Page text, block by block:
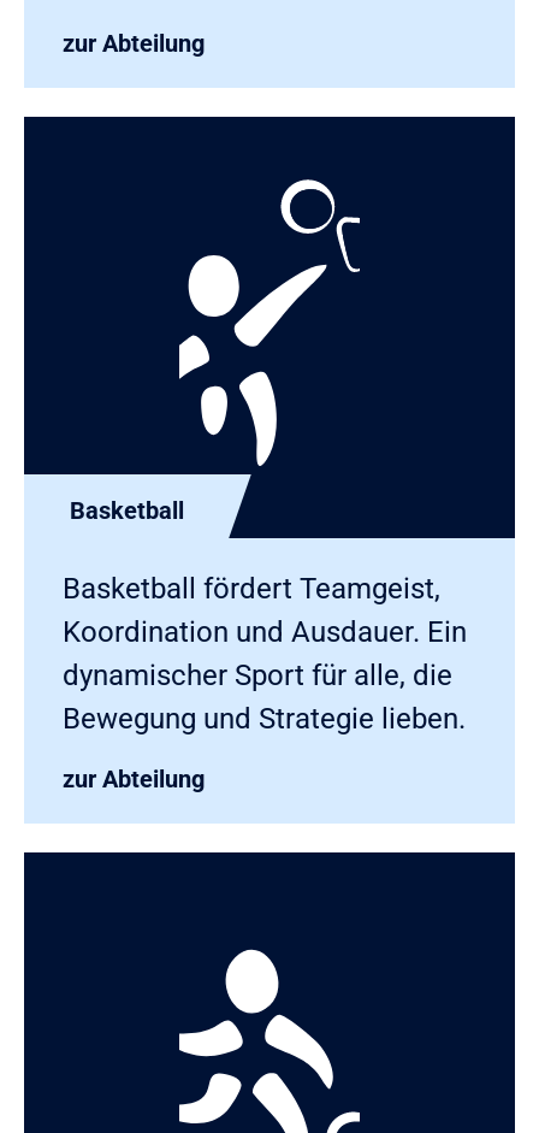
zur Abteilung
Basketball
Basketball fördert Teamgeist,
Koordination und Ausdauer. Ein
dynamischer Sport für alle, die
Bewegung und Strategie lieben.
zur Abteilung